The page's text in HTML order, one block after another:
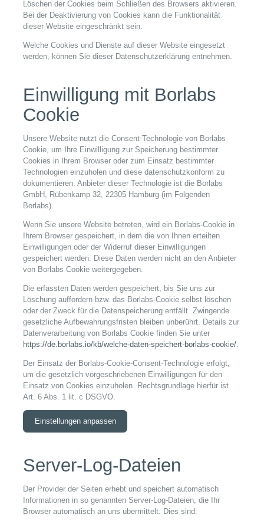
Löschen der Cookies beim Schließen des Browsers aktivieren.
Bei der Deaktivierung von Cookies kann die Funktionalität
dieser Website eingeschränkt sein.
Welche Cookies und Dienste auf dieser Website eingesetzt
werden, können Sie dieser Datenschutzerklärung entnehmen.
Einwilligung mit Borlabs
Cookie
Unsere Website nutzt die Consent-Technologie von Borlabs
Cookie, um Ihre Einwilligung zur Speicherung bestimmter
Cookies in Ihrem Browser oder zum Einsatz bestimmter
Technologien einzuholen und diese datenschutzkonform zu
dokumentieren. Anbieter dieser Technologie ist die Borlabs
GmbH, Rübenkamp 32, 22305 Hamburg (im Folgenden
Borlabs).
Wenn Sie unsere Website betreten, wird ein Borlabs-Cookie in
Ihrem Browser gespeichert, in dem die von Ihnen erteilten
Einwilligungen oder der Widerruf dieser Einwilligungen
gespeichert werden. Diese Daten werden nicht an den Anbieter
von Borlabs Cookie weitergegeben.
Die erfassten Daten werden gespeichert, bis Sie uns zur
Löschung auffordern bzw. das Borlabs-Cookie selbst löschen
oder der Zweck für die Datenspeicherung entfällt. Zwingende
gesetzliche Aufbewahrungsfristen bleiben unberührt. Details zur
Datenverarbeitung von Borlabs Cookie finden Sie unter
https://de.borlabs.io/kb/welche-daten-speichert-borlabs-cookie/
Der Einsatz der Borlabs-Cookie-Consent-Technologie erfolgt,
um die gesetzlich vorgeschriebenen Einwilligungen für den
Einsatz von Cookies einzuholen. Rechtsgrundlage hierfür ist
Art. 6 Abs. 1 lit. c DSGVO.
Einstellungen anpassen
Server-Log-Dateien
Der Provider der Seiten erhebt und speichert automatisch
Informationen in so genannten Server-Log-Dateien, die Ihr
Browser automatisch an uns übermittelt. Dies sind: